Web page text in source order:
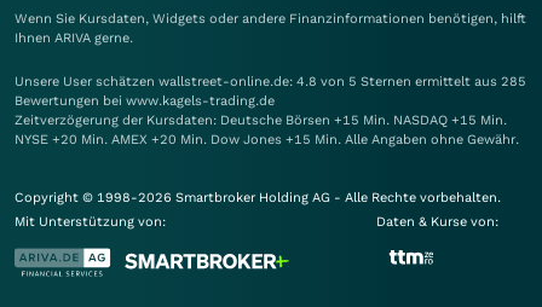
Wenn Sie Kursdaten, Widgets oder andere Finanzinformationen benötigen, hilft
Ihnen ARIVA gerne.
Unsere User schätzen wallstreet-online.de: 4.8 von 5 Sternen ermittelt aus 285
Bewertungen bei www.kagels-trading.de
Zeitverzögerung der Kursdaten: Deutsche Börsen +15 Min. NASDAQ +15 Min.
NYSE +20 Min. AMEX +20 Min. Dow Jones +15 Min. Alle Angaben ohne Gewähr.
Copyright © 1998-2026 Smartbroker Holding AG - Alle Rechte vorbehalten.
Mit Unterstützung von:
Daten & Kurse von: